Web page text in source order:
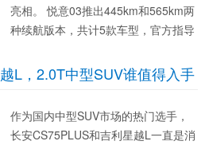
亮相。 悦意03推出445km和565km两
种续航版本，共计5款车型，官方指导
售价格下调5000元。上市期间，消费
者可享受5000元限时...
L，2.0T中型SUV谁值得入手
作为国内中型SUV市场的热门选手，
长安CS75PLUS和吉利星越L一直是消